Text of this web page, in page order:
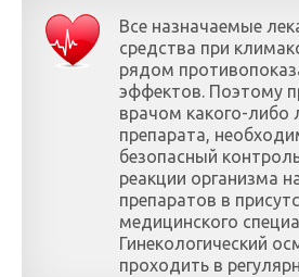
Все назначаемые
средства при
рядом
эффектов. Поэтому
врачом какого-либо
препарата,
безопасный
реакции организма
препаратов в
медицинского
Гинекологический
проходить в